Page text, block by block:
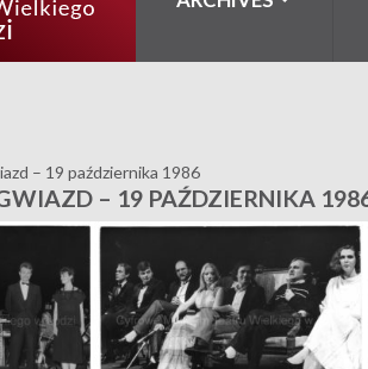
– 19 października 1986
– 19 PAŹDZIERNIKA